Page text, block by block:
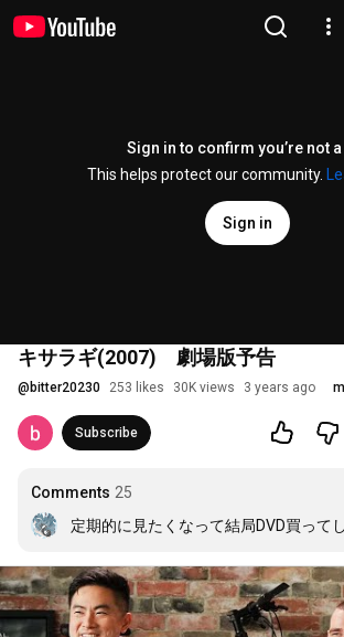
Sign in to confirm you’re not
This helps protect our community.
Sign in
キサラギ(2007) 劇場版予告
@ bitter20230 253 likes 30K views 3 years ago
Subscribe
Comments 25
定期的に見たくなって結局DVD買って